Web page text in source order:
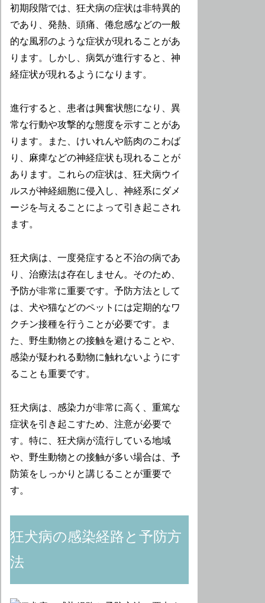
初期段階では、狂犬病の症状は非特異的
であり、発熱、頭痛、倦怠感などの一般
的な風邪のような症状が現れることがあ
ります。しかし、病気が進行すると、神
経症状が現れるようになります。
進行すると、患者は興奮状態になり、異
常な行動や攻撃的な態度を示すことがあ
ります。また、けいれんや筋肉のこわば
り、麻痺などの神経症状も現れることが
あります。これらの症状は、狂犬病ウイ
ルスが神経細胞に侵入し、神経系にダメ
ージを与えることによって引き起こされ
ます。
狂犬病は、一度発症すると不治の病であ
り、治療法は存在しません。そのため、
予防が非常に重要です。予防方法として
は、犬や猫などのペットには定期的なワ
クチン接種を行うことが必要です。ま
た、野生動物との接触を避けることや、
感染が疑われる動物に触れないようにす
ることも重要です。
狂犬病は、感染力が非常に高く、重篤な
症状を引き起こすため、注意が必要で
す。特に、狂犬病が流行している地域
や、野生動物との接触が多い場合は、予
防策をしっかりと講じることが重要で
す。
狂犬病の感染経路と予防方
法